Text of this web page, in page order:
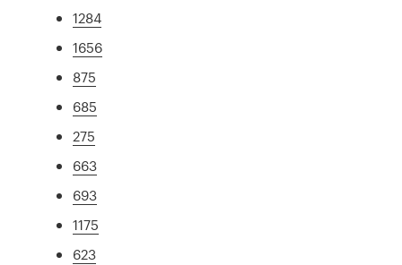
1284
1656
875
685
275
663
693
1175
623